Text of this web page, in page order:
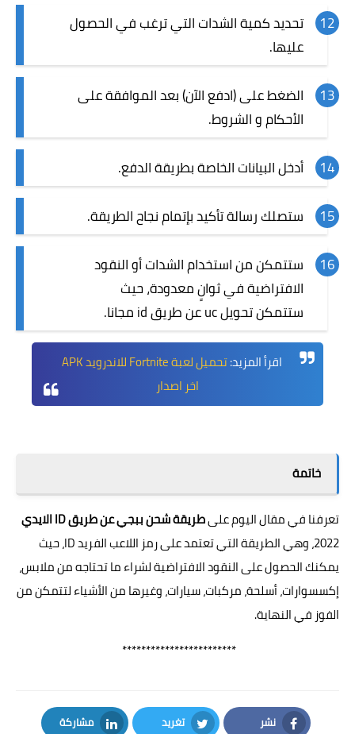
تحديد كمية الشدات التي ترغب في الحصول
عليها.
الضغط على (ادفع الآن) بعد الموافقة على
الأحكام و الشروط.
أدخل البيانات الخاصة بطريقة الدفع.
ستصلك رسالة تأكيد بإتمام نجاح الطريقة.
ستتمكن من استخدام الشدات أو النقود
الافتراضية في ثوانٍ معدودة، حيث
ستتمكن تحويل uc عن طريق id مجانا.
اقرأ المزيد:
تحميل لعبة Fortnite للاندرويد APK
اخر اصدار
خاتمة
تعرفنا في مقال اليوم علىطريقة شحن ببجي عن طريق ID الايدي
2022، وهي الطريقة التي تعتمد على رمز اللاعب الفريد ID، حيث
يمكنك الحصول على النقود الافتراضية لشراء ما تحتاجه من ملابس،
إكسسوارات، أسلحة، مركبات، سيارات، وغيرها من الأشياء لتتمكن من
الفوز في النهاية.
************************
نشر تغريد مشاركة